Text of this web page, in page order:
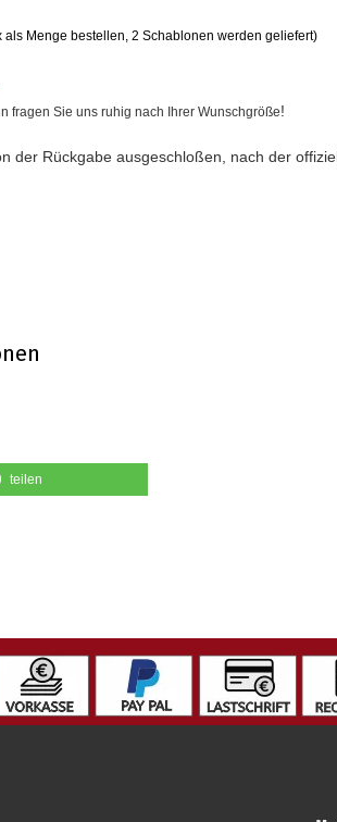
als Menge bestellen, 2 Schablonen werden geliefert)
fragen Sie uns ruhig nach Ihrer Wunschgröße!
der Rückgabe ausgeschloßen, nach der
teilen